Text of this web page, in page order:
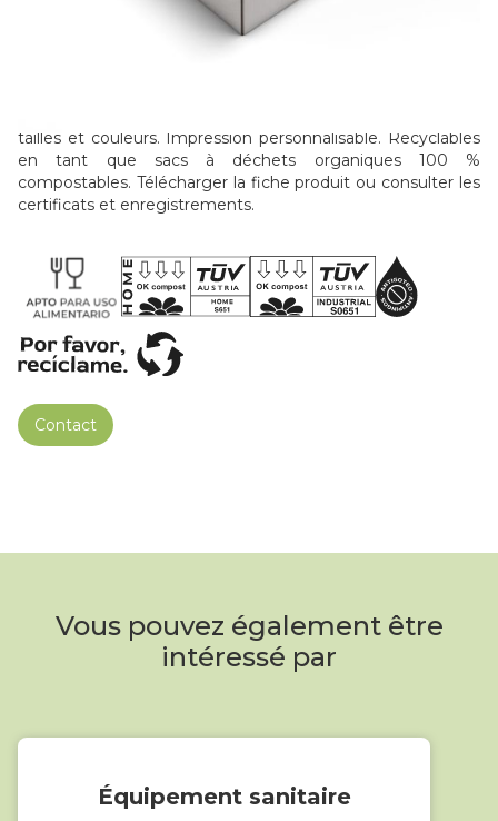
Cassiari fabrique des sacs commerciaux compostables à
usage alimentaire. Composés de polymères qui se
tailles et couleurs. Impression personnalisable. Recyclables
en tant que sacs à déchets organiques 100 %
compostables. Télécharger la fiche produit ou consulter les
certificats et enregistrements.
Contact
Vous pouvez également être
intéressé par
Équipement sanitaire